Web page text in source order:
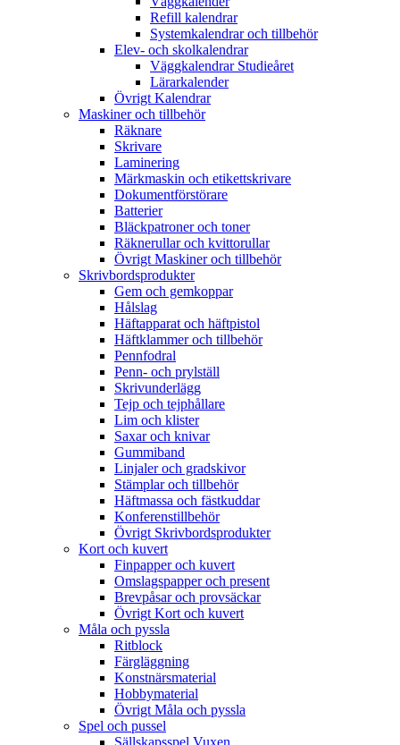
Refill kalendrar
Systemkalendrar och tillbehör
Elev- och skolkalendrar
Väggkalendrar Studieåret
Lärarkalender
Övrigt Kalendrar
Maskiner och tillbehör
Räknare
Skrivare
Laminering
Märkmaskin och etikettskrivare
Dokumentförstörare
Batterier
Bläckpatroner och toner
Räknerullar och kvittorullar
Övrigt Maskiner och tillbehör
Skrivbordsprodukter
Gem och gemkoppar
Hålslag
Häftapparat och häftpistol
Häftklammer och tillbehör
Pennfodral
Penn- och prylställ
Skrivunderlägg
Tejp och tejphållare
Lim och klister
Saxar och knivar
Gummiband
Linjaler och gradskivor
Stämplar och tillbehör
Häftmassa och fästkuddar
Konferenstillbehör
Övrigt Skrivbordsprodukter
Kort och kuvert
Finpapper och kuvert
Omslagspapper och present
Brevpåsar och provsäckar
Övrigt Kort och kuvert
Måla och pyssla
Ritblock
Färgläggning
Konstnärsmaterial
Hobbymaterial
Övrigt Måla och pyssla
Spel och pussel
Sällskapsspel Vuxen